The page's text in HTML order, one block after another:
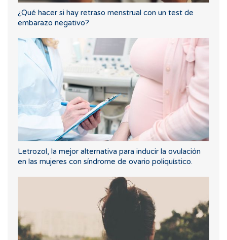
¿Qué hacer si hay retraso menstrual con un test de
embarazo negativo?
Letrozol, la mejor alternativa para inducir la ovulación
en las mujeres con síndrome de ovario poliquístico.